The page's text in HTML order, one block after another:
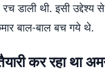
डाली थी. इसी
बाल-बाल बच गये थे.
कर रहा था